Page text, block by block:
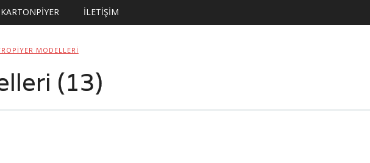
KARTONPIYER İLETIŞIM
MODELLERI
(13)